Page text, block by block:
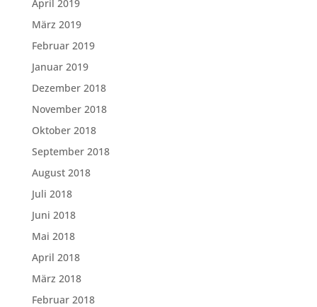
April 2019
März 2019
Februar 2019
Januar 2019
Dezember 2018
November 2018
Oktober 2018
September 2018
August 2018
Juli 2018
Juni 2018
Mai 2018
April 2018
März 2018
Februar 2018